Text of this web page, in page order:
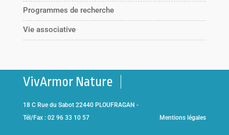
Programmes de recherche
Vie associative
VivArmor Nature
18 C Rue du Sabot 22440 PLOUFRAGAN -
Tél/Fax : 02 96 33 10 57
Mentions légales